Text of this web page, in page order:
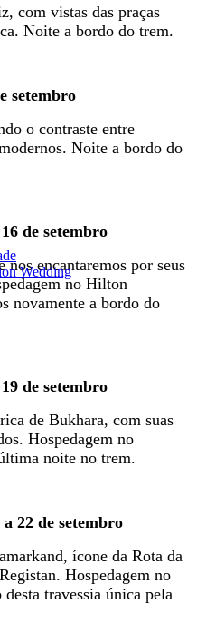
Wedding
com vistas das praças
Noite a bordo do trem.
setembro
o contraste entre
Noite a bordo do
de setembro
encantaremos por seus
no Hilton
novamente a bordo do
de setembro
de Bukhara, com suas
Hospedagem no
noite no trem.
22 de setembro
ícone da Rota da
Hospedagem no
travessia única pela